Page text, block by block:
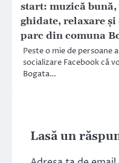
start: muzică
ghidate, relaxare
parc din comuna
Peste o mie de persoane
socializare Facebook că
Bogata…
Lasă un